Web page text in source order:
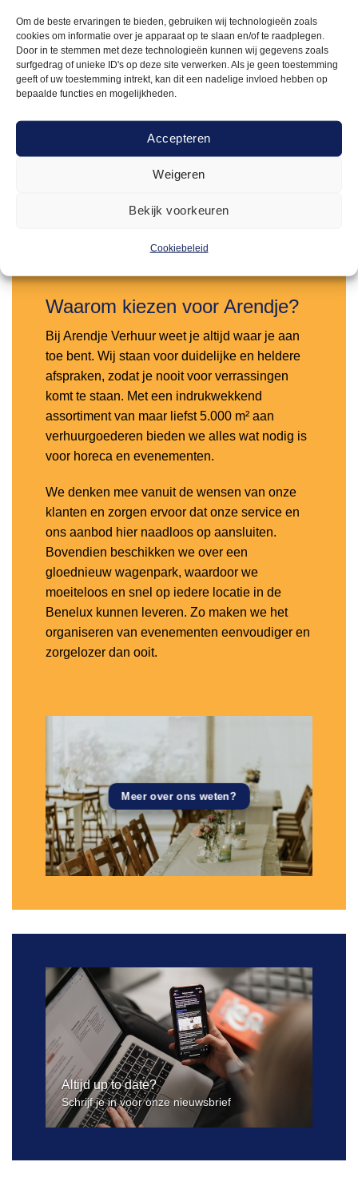
Om de beste ervaringen te bieden, gebruiken wij technologieën zoals
cookies om informatie over je apparaat op te slaan en/of te raadplegen.
Door in te stemmen met deze technologieën kunnen wij gegevens zoals
surfgedrag of unieke ID's op deze site verwerken. Als je geen toestemming
geeft of uw toestemming intrekt, kan dit een nadelige invloed hebben op
bepaalde functies en mogelijkheden.
Accepteren
Weigeren
Bekijk voorkeuren
Cookiebeleid
MILANO
Waarom kiezen voor Arendje?
Bij Arendje Verhuur weet je altijd waar je aan
toe bent. Wij staan voor duidelijke en heldere
afspraken, zodat je nooit voor verrassingen
komt te staan. Met een indrukwekkend
assortiment van maar liefst 5.000 m² aan
verhuurgoederen bieden we alles wat nodig is
voor horeca en evenementen.
We denken mee vanuit de wensen van onze
klanten en zorgen ervoor dat onze service en
ons aanbod hier naadloos op aansluiten.
Bovendien beschikken we over een
gloednieuw wagenpark, waardoor we
moeiteloos en snel op iedere locatie in de
Benelux kunnen leveren. Zo maken we het
organiseren van evenementen eenvoudiger en
zorgelozer dan ooit.
Meer over ons weten?
Altijd up to date?
Schrijf je in voor onze nieuwsbrief